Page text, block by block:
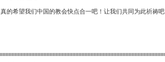
真的希望我们中国的教会快点合一吧！让我们共同为此祈祷吧